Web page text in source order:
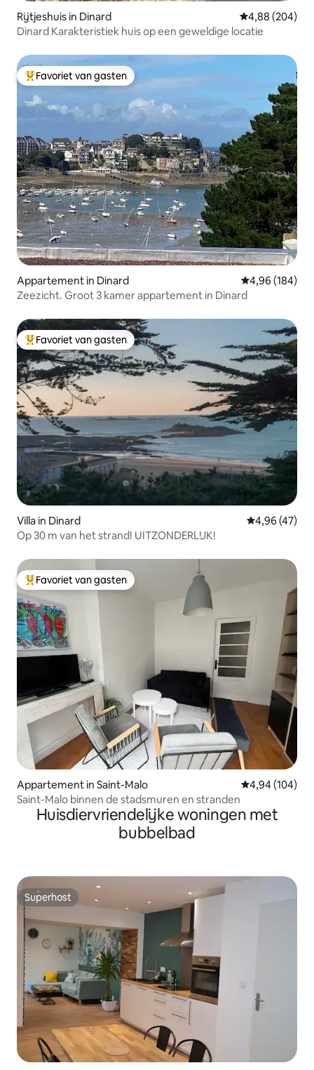
Rijtjeshuis in Dinard Gemiddelde
4,88 (204)
Dinard Karakteristiek huis op een geweldige locatie
Topfavoriet van gasten
Favoriet van gasten
Appartement in Dinard Gemiddelde
4,96 (184)
Zeezicht. Groot 3 kamer appartement in Dinard
Topfavoriet van gasten
Favoriet van gasten
Villa in Dinard Gemiddelde
4,96 (47)
Op 30 m van het strand! UITZONDERLIJK!
Topfavoriet van gasten
Favoriet van gasten
Appartement in Saint-Malo Gemiddelde
4,94 (104)
Saint-Malo binnen de stadsmuren en stranden
Huisdiervriendelijke woningen met
bubbelbad
Superhost
Superhost